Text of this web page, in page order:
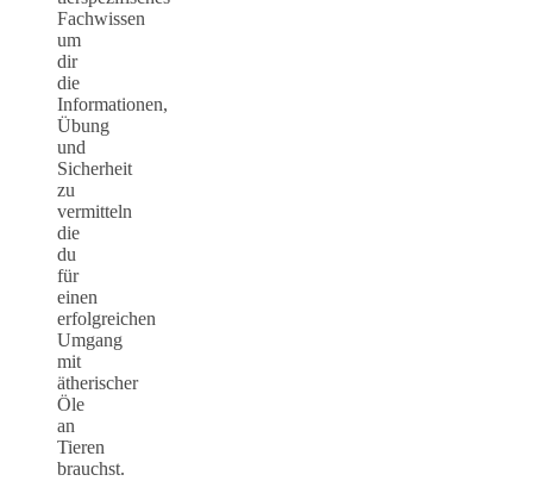
Fachwissen
um
dir
die
Informationen,
Übung
und
Sicherheit
zu
vermitteln
die
du
für
einen
erfolgreichen
Umgang
mit
ätherischer
Öle
an
Tieren
brauchst.